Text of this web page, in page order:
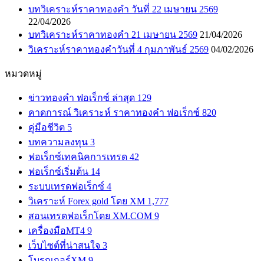
บทวิเคราะห์ราคาทองคำ วันที่ 22 เมษายน 2569
22/04/2026
บทวิเคราะห์ราคาทองคำ 21 เมษายน 2569 21/04/2026
วิเคราะห์ราคาทองคำวันที่ 4 กุมภาพันธ์ 2569 04/02/2026
หมวดหมู่
ข่าวทองคำ ฟอเร็กซ์ ล่าสุด 129
คาดการณ์ วิเคราะห์ ราคาทองคำ ฟอเร็กซ์ 820
คู่มือชีวิต 5
บทความลงทุน 3
ฟอเร็กซ์เทคนิคการเทรด 42
ฟอเร็กซ์เริ่มต้น 14
ระบบเทรดฟอเร็กซ์ 4
วิเคราะห์ Forex gold โดย XM 1,777
สอนเทรดฟอเร็กโดย XM.COM 9
เครื่องมือMT4 9
เว็บไซต์ที่น่าสนใจ 3